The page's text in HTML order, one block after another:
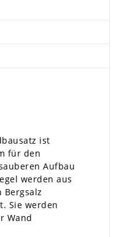
ist
für den
Aufbau
werden aus
Sie werden
Wand